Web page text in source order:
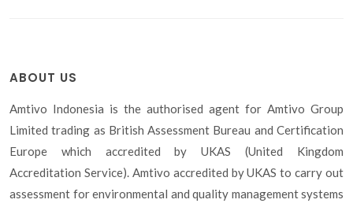
ABOUT US
Amtivo Indonesia is the authorised agent for Amtivo Group
Limited trading as British Assessment Bureau and Certification
Europe which accredited by UKAS (United Kingdom
Accreditation Service). Amtivo accredited by UKAS to carry out
assessment for environmental and quality management systems